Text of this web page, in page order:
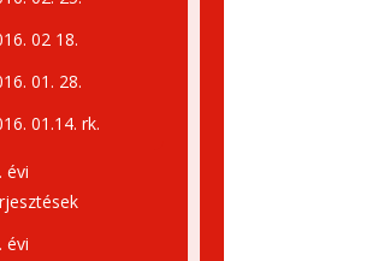
02 18.
01. 28.
01.14. rk.
évi
évi